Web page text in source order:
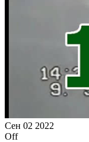
Сен 02 2022
Off